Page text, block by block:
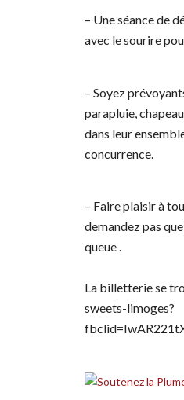
– Une séance de
avec le sourire
– Soyez
parapluie,
dans leur
concurrence.
– Faire plaisir à
demandez pas
queue .
La billetterie se
sweets-limoges?